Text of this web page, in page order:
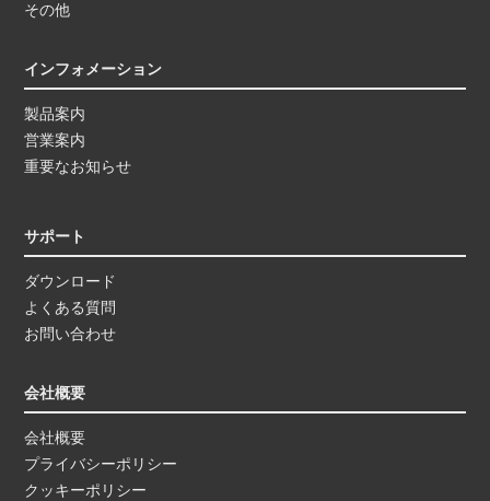
その他
インフォメーション
製品案内
営業案内
重要なお知らせ
サポート
ダウンロード
よくある質問
お問い合わせ
会社概要
会社概要
プライバシーポリシー
クッキーポリシー